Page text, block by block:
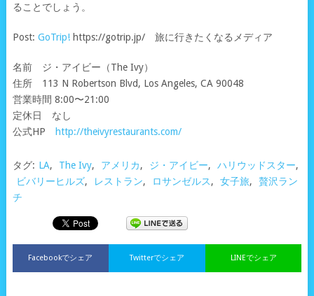
ることでしょう。
Post: GoTrip!https://gotrip.jp/ 旅に行きたくなるメディア
名前 ジ・アイビー（The Ivy）
住所 113 N Robertson Blvd, Los Angeles, CA 90048
営業時間 8:00〜21:00
定休日 なし
公式HP
http://theivyrestaurants.com/
タグ: LA, The Ivy, アメリカ, ジ・アイビー, ハリウッドスター,
ビバリーヒルズ, レストラン, ロサンゼルス, 女子旅,
贅沢ラン
チ
Facebookでシェア LINEでシェア
Twitterでシェア